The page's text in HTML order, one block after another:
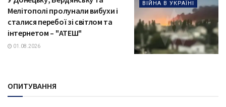
ВІЙНА В УКРАЇНІ
Мелітополі пролунали вибухи і
сталися перебої зі світлом та
інтернетом – "АТЕШ"
01.08.2026
ОПИТУВАННЯ